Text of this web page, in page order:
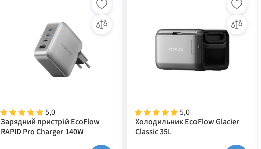
5,0
Зарядний пристрій EcoFlow
RAPID Pro Charger 140W
5,0
Холодильник EcoFlow Glacier
Classic 35L